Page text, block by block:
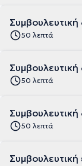
Συμβουλευτική
50 λεπτά
Συμβουλευτική
50 λεπτά
Συμβουλευτική
50 λεπτά
Συμβουλευτική